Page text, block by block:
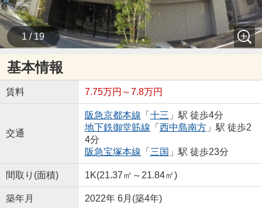
1 / 19
基本情報
賃料 7.75万円～7.8万円
交通
阪急京都本線 「 十三 」駅 徒歩4分
地下鉄御堂筋線 「 西中島南方」駅 徒歩2
4分
阪急宝塚本線 「 三国 」駅 徒歩23分
間取り(面積) 1K(21.37㎡～21.84㎡)
築年月 2022年 6月(築4年)